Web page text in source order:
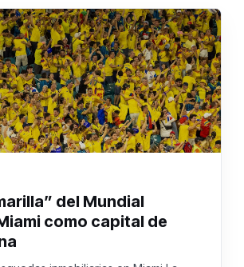
del Mundial
como capital de